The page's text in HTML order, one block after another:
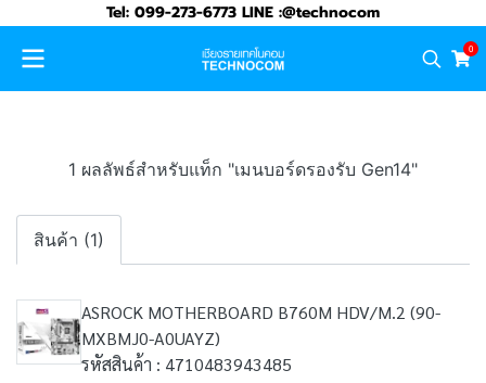
Tel: 099-273-6773 LINE :@technocom
0
1 ผลลัพธ์สำหรับแท็ก "เมนบอร์ดรองรับ Gen14"
สินค้า (1)
ASROCK MOTHERBOARD B760M HDV/M.2 (90-
MXBMJ0-A0UAYZ)
รหัสสินค้า : 4710483943485